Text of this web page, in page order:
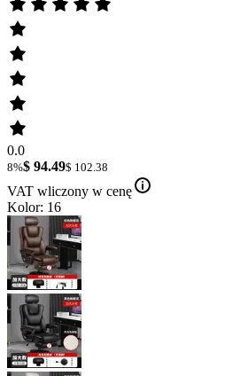
0.0
8%$ 94.49$ 102.38
VAT wliczony w cenę
Kolor: 16